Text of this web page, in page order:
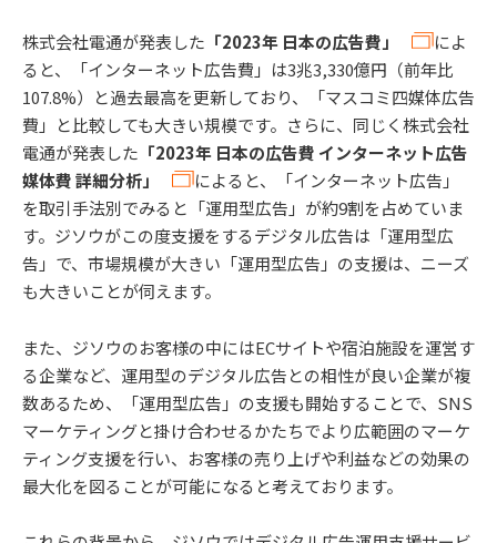
株式会社電通が発表した 「2023年 日本の広告費」
によ
ると、「インターネット広告費」は3兆3,330億円（前年比
107.8%）と過去最高を更新しており、「マスコミ四媒体広告
費」と比較しても大きい規模です。さらに、同じく株式会社
電通が発表した 「2023年 日本の広告費 インターネット広告
媒体費 詳細分析」
によると、「インターネット広告」
を取引手法別でみると「運用型広告」が約9割を占めていま
す。ジソウがこの度支援をするデジタル広告は「運用型広
告」で、市場規模が大きい「運用型広告」の支援は、ニーズ
も大きいことが伺えます。
また、ジソウのお客様の中にはECサイトや宿泊施設を運営す
る企業など、運用型のデジタル広告との相性が良い企業が複
数あるため、「運用型広告」の支援も開始することで、SNS
マーケティングと掛け合わせるかたちでより広範囲のマーケ
ティング支援を行い、お客様の売り上げや利益などの効果の
最大化を図ることが可能になると考えております。